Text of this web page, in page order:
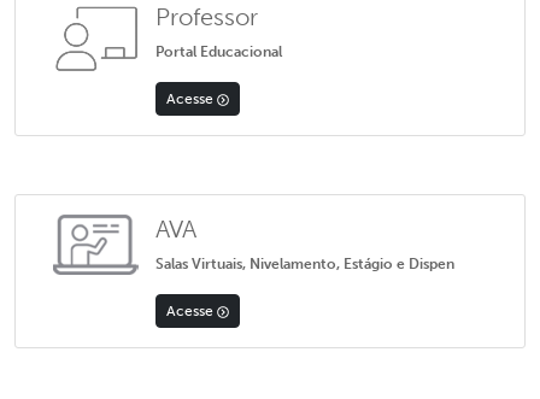
Professor
Portal Educacional
Acesse
AVA
Salas Virtuais, Nivelamento, Estágio e Dispen
Acesse